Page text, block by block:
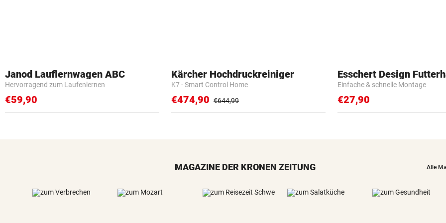
Janod Lauflernwagen ABC
Hervorragend zum Laufenlernen
€59,90
Kärcher Hochdruckreiniger
K7 - Smart Control Home
€474,90 €644,99
Esschert Design
Einfache & schnelle Montage
€27,90
MAGAZINE DER KRONEN ZEITUNG Alle